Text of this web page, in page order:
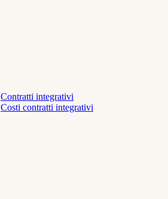
Contratti integrativi
Costi contratti integrativi